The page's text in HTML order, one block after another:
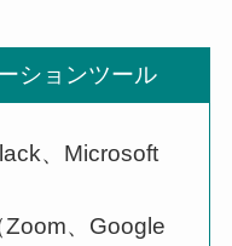
ションツール
、Microsoft
Zoom、Google